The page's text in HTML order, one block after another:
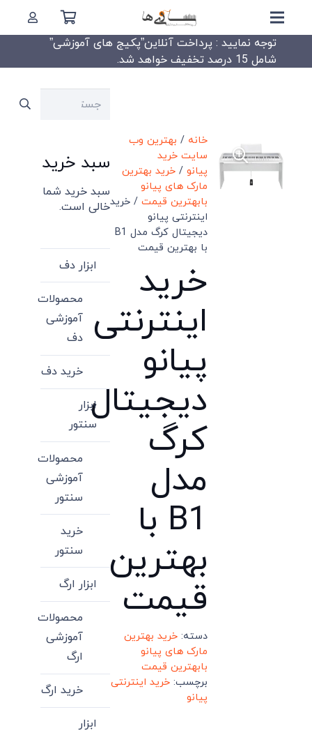
توجه نمایید : پرداخت آنلاین”پکیج های آموزشی”
شامل 15 درصد تخفیف خواهد شد.
خانه / بهترین وب
سایت خرید
پیانو /خرید بهترین
مارک های پیانو
بابهترین قیمت / خرید
اینترنتی پیانو
دیجیتال کرگ مدل B1
با بهترین قیمت
خرید
اینترنتی
پیانو
دیجیتال
کرگ
مدل
B1 با
بهترین
قیمت
دسته:خرید بهترین
مارک های پیانو
بابهترین قیمت
برچسب:خرید اینترنتی
پیانو
جستجو
سبد خرید
سبد خرید شما
خالی است.
ابزار دف
محصولات
آموزشی
دف
خرید دف
ابزار
سنتور
محصولات
آموزشی
سنتور
خرید
سنتور
ابزار ارگ
محصولات
آموزشی
ارگ
خرید ارگ
ابزار